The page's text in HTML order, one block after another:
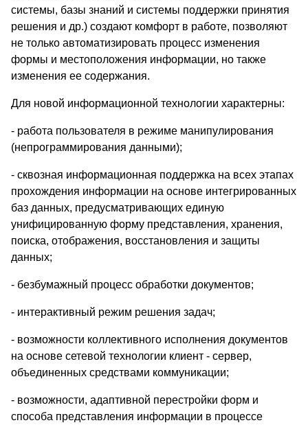
системы, базы знаний и системы поддержки принятия
решения и др.) создают комфорт в работе, позволяют
не только автоматизировать процесс изменения
формы и местоположения информации, но также
изменения ее содержания.
Для новой информационной технологии характерны:
- работа пользователя в режиме манипулирования
(непрограммирования данными);
- сквозная информационная поддержка на всех этапах
прохождения информации на основе интегрированных
баз данных, предусматривающих единую
унифицированную форму представления, хранения,
поиска, отображения, восстановления и защиты
данных;
- безбумажный процесс обработки документов;
- интерактивный режим решения задач;
- возможности коллективного исполнения документов
на основе сетевой технологии клиент - сервер,
объединенных средствами коммуникации;
- возможности, адаптивной перестройки форм и
способа представления информации в процессе